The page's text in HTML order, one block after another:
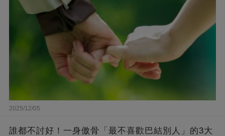
2025/12/05
誰都不討好！一身傲骨「最不喜歡巴結別人」的3大